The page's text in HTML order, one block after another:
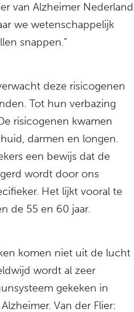
van Alzheimer Nederland
we wetenschappelijk
snappen.”
deze risicogenen
Tot hun verbazing
risicogenen kwamen
darmen en longen.
een bewijs dat de
wordt door ons
Het lijkt vooral te
de 55 en 60 jaar.
komen niet uit de lucht
wordt al zeer
gekeken in
Van der Flier: